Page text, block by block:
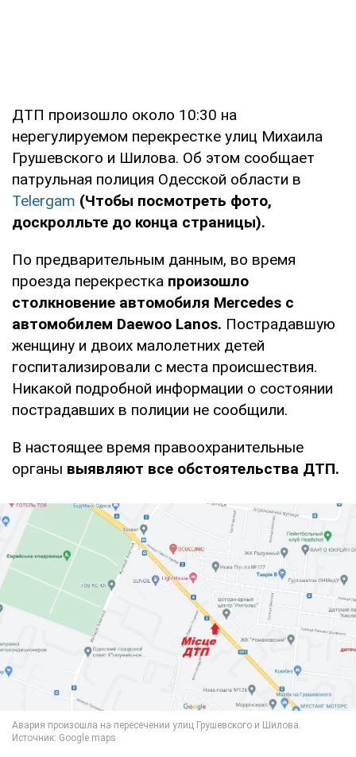
ДТП произошло около 10:30 на
нерегулируемом перекрестке улиц Михаила
Грушевского и Шилова. Об этом сообщает
патрульная полиция Одесской области в
Telergam (Чтобы посмотреть фото,
доскролльте до конца страницы).
По предварительным данным, во время
проезда перекрестка произошло
столкновение автомобиля Mercedes с
автомобилем Daewoo Lanos. Пострадавшую
женщину и двоих малолетних детей
госпитализировали с места происшествия.
Никакой подробной информации о состоянии
пострадавших в полиции не сообщили.
В настоящее время правоохранительные
органы выявляют все обстоятельства ДТП.